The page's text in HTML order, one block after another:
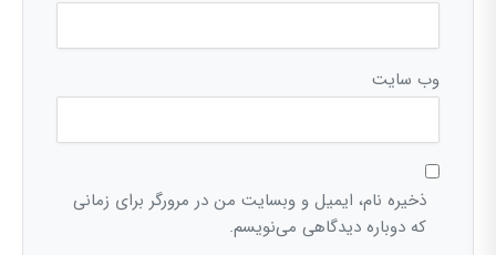
وب‌ سایت
ذخیره نام، ایمیل و وبسایت من در مرورگر برای زمانی
که دوباره دیدگاهی می‌نویسم.